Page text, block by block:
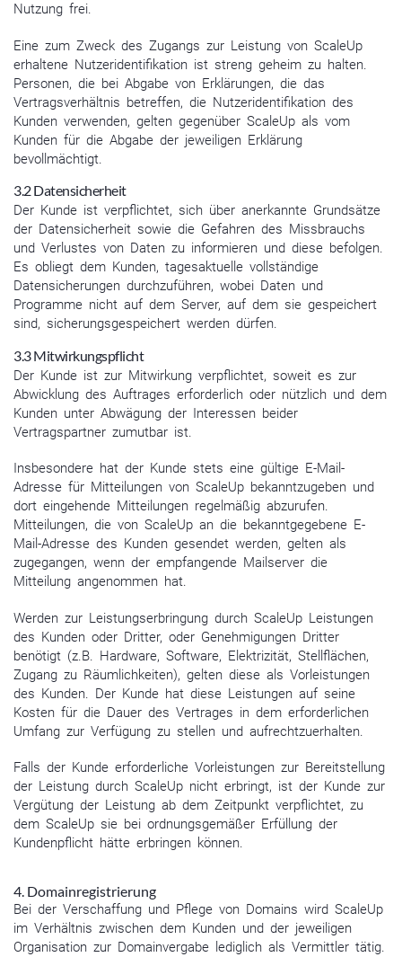
Nutzung frei.
Eine zum Zweck des Zugangs zur Leistung von ScaleUp
erhaltene Nutzeridentifikation ist streng geheim zu halten.
Personen, die bei Abgabe von Erklärungen, die das
Vertragsverhältnis betreffen, die Nutzeridentifikation des
Kunden verwenden, gelten gegenüber ScaleUp als vom
Kunden für die Abgabe der jeweiligen Erklärung
bevollmächtigt.
3.2 Datensicherheit
Der Kunde ist verpflichtet, sich über anerkannte Grundsätze
der Datensicherheit sowie die Gefahren des Missbrauchs
und Verlustes von Daten zu informieren und diese befolgen.
Es obliegt dem Kunden, tagesaktuelle vollständige
Datensicherungen durchzuführen, wobei Daten und
Programme nicht auf dem Server, auf dem sie gespeichert
sind, sicherungsgespeichert werden dürfen.
3.3 Mitwirkungspflicht
Der Kunde ist zur Mitwirkung verpflichtet, soweit es zur
Abwicklung des Auftrages erforderlich oder nützlich und dem
Kunden unter Abwägung der Interessen beider
Vertragspartner zumutbar ist.
Insbesondere hat der Kunde stets eine gültige E-Mail-
Adresse für Mitteilungen von ScaleUp bekanntzugeben und
dort eingehende Mitteilungen regelmäßig abzurufen.
Mitteilungen, die von ScaleUp an die bekanntgegebene E-
Mail-Adresse des Kunden gesendet werden, gelten als
zugegangen, wenn der empfangende Mailserver die
Mitteilung angenommen hat.
Werden zur Leistungserbringung durch ScaleUp Leistungen
des Kunden oder Dritter, oder Genehmigungen Dritter
benötigt (z.B. Hardware, Software, Elektrizität, Stellflächen,
Zugang zu Räumlichkeiten), gelten diese als Vorleistungen
des Kunden. Der Kunde hat diese Leistungen auf seine
Kosten für die Dauer des Vertrages in dem erforderlichen
Umfang zur Verfügung zu stellen und aufrechtzuerhalten.
Falls der Kunde erforderliche Vorleistungen zur Bereitstellung
der Leistung durch ScaleUp nicht erbringt, ist der Kunde zur
Vergütung der Leistung ab dem Zeitpunkt verpflichtet, zu
dem ScaleUp sie bei ordnungsgemäßer Erfüllung der
Kundenpflicht hätte erbringen können.
4. Domainregistrierung
Bei der Verschaffung und Pflege von Domains wird ScaleUp
im Verhältnis zwischen dem Kunden und der jeweiligen
Organisation zur Domainvergabe lediglich als Vermittler tätig.